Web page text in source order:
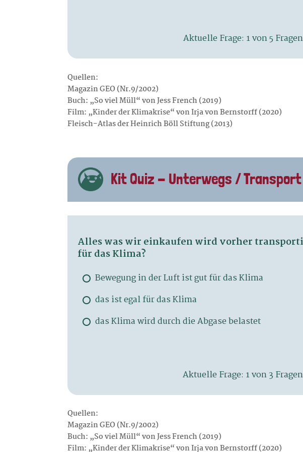
Quellen:
Magazin GEO (Nr.9/2002)
Buch: „So viel Müll“ von Jess French (2019)
Film: „Kinder der Klimakrise“ von Irja von Bernstorff (2020)
Fleisch-Atlas der Heinrich Böll Stiftung (2013)
Kit Quiz - Unterwegs / Transport
Quellen:
Magazin GEO (Nr.9/2002)
Buch: „So viel Müll“ von Jess French (2019)
Film: „Kinder der Klimakrise“ von Irja von Bernstorff (2020)